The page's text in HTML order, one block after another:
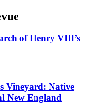
of Henry VIII’s
Vineyard: Native
New England